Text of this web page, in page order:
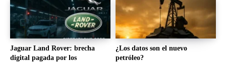
Jaguar Land Rover: brecha
digital pagada por los
¿Los datos son el nuevo
petróleo?